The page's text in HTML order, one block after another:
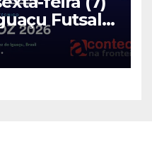
Futsal
de quatro